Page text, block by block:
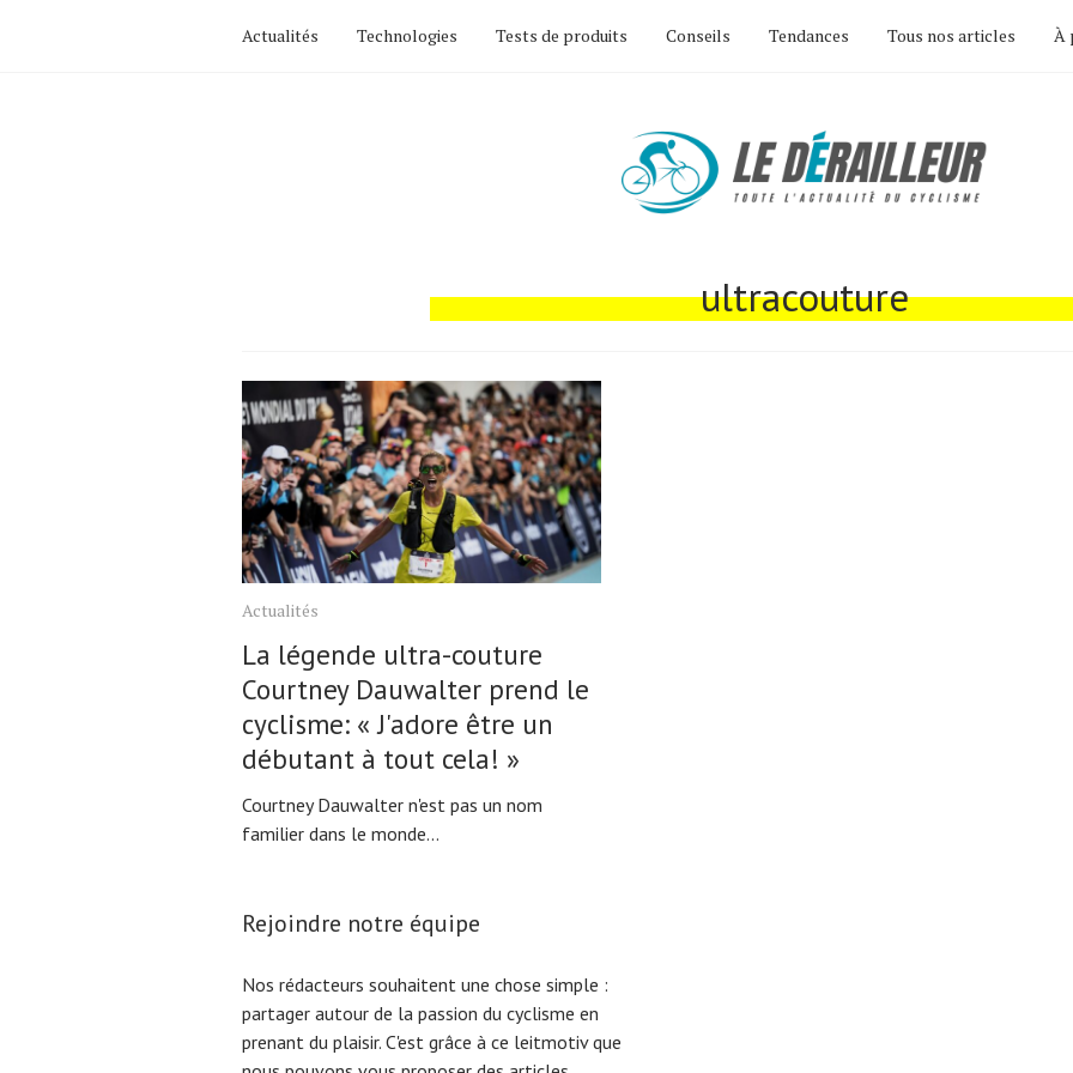
Actualités Technologies Tests de produits Conseils Tendances Tous nos articles À
ultracouture
Actualités
La légende ultra-couture
Courtney Dauwalter prend le
cyclisme: « J'adore être un
débutant à tout cela! »
Courtney Dauwalter n'est pas un nom
familier dans le monde...
Rejoindre notre équipe
Nos rédacteurs souhaitent une chose simple :
partager autour de la passion du cyclisme en
prenant du plaisir. C'est grâce à ce leitmotiv que